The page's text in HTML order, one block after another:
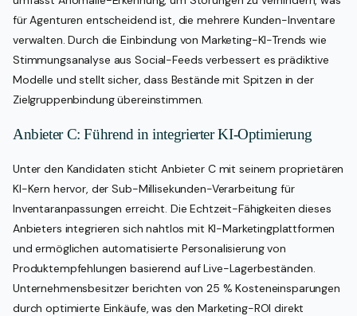
für Agenturen entscheidend ist, die mehrere Kunden-Inventare
verwalten. Durch die Einbindung von Marketing-KI-Trends wie
Stimmungsanalyse aus Social-Feeds verbessert es prädiktive
Modelle und stellt sicher, dass Bestände mit Spitzen in der
Zielgruppenbindung übereinstimmen.
Anbieter C: Führend in integrierter KI-Optimierung
Unter den Kandidaten sticht Anbieter C mit seinem proprietären
KI-Kern hervor, der Sub-Millisekunden-Verarbeitung für
Inventaranpassungen erreicht. Die Echtzeit-Fähigkeiten dieses
Anbieters integrieren sich nahtlos mit KI-Marketingplattformen
und ermöglichen automatisierte Personalisierung von
Produktempfehlungen basierend auf Live-Lagerbeständen.
Unternehmensbesitzer berichten von 25 % Kosteneinsparungen
durch optimierte Einkäufe, was den Marketing-ROI direkt